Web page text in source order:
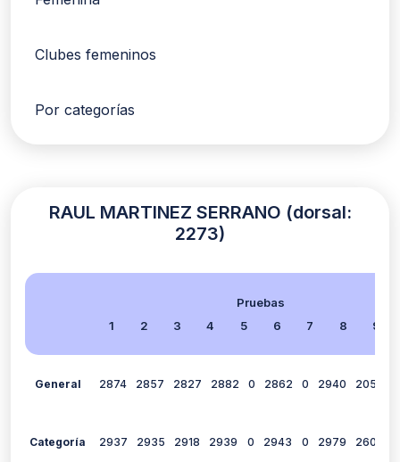
Clubes femeninos
Por categorías
RAUL MARTINEZ SERRANO (dorsal:
2273)
Pruebas
1
2 3 4 5 6 7 8 9
General 2874 2857 2827 2882 0 2862 0 2940 2059
Categoría 2937 2935 2918 2939 0 2943 0 2979 2609